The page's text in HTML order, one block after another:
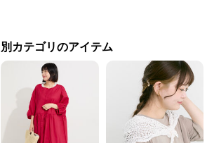
カテゴリのアイテム